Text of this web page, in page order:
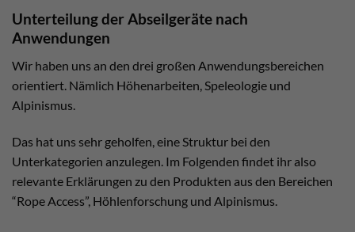
Unterteilung der Abseilgeräte nach
Anwendungen
Wir haben uns an den drei großen Anwendungsbereichen
orientiert. Nämlich Höhenarbeiten, Speleologie und
Alpinismus.
Das hat uns sehr geholfen, eine Struktur bei den
Unterkategorien anzulegen. Im Folgenden findet ihr also
relevante Erklärungen zu den Produkten aus den Bereichen
“Rope Access”, Höhlenforschung und Alpinismus.